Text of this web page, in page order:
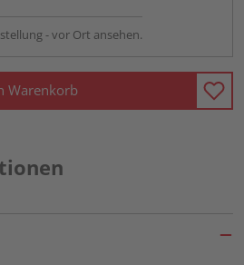
- vor Ort ansehen.
Warenkorb